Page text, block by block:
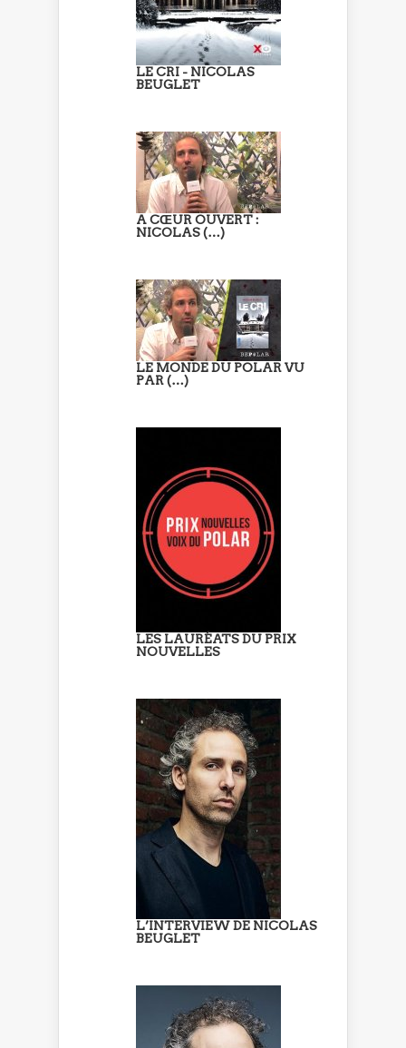
LE CRI - NICOLAS
BEUGLET
A CŒUR OUVERT :
NICOLAS (…)
LE MONDE DU POLAR VU
PAR (…)
LES LAURÉATS DU PRIX
NOUVELLES
L’INTERVIEW DE NICOLAS
BEUGLET